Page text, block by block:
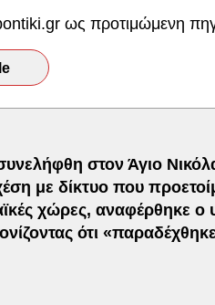
ως προτιμώμενη
στον Άγιο
με δίκτυο που
χώρες, αναφέρθηκε ο
ότι